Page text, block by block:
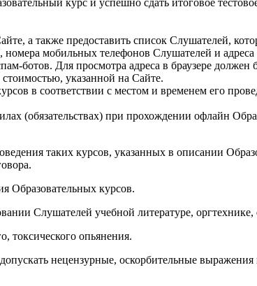
а также предоставить список Слушателей,
мобильных телефонов Слушателей и
ботов. Для просмотра адреса в браузере должен
указанной на Сайте.
в соответствии с местом и временем его
(обязательствах) при прохождении офлайн
таких курсов, указанных в описании
Образовательных курсов.
Слушателей учебной литературе,
токсического опьянения.
нецензурные, оскорбительные